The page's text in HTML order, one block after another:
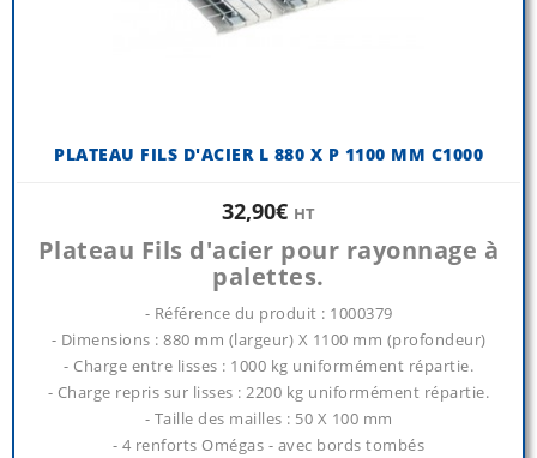
PLATEAU FILS D'ACIER L 880 X P 1100 MM C1000
32,90€ HT
Plateau Fils d'acier pour rayonnage à
palettes.
- Référence du produit : 1000379
- Dimensions : 880 mm (largeur) X 1100 mm (profondeur)
- Charge entre lisses : 1000 kg uniformément répartie.
- Charge repris sur lisses : 2200 kg uniformément répartie.
- Taille des mailles : 50 X 100 mm
- 4 renforts Omégas - avec bords tombés